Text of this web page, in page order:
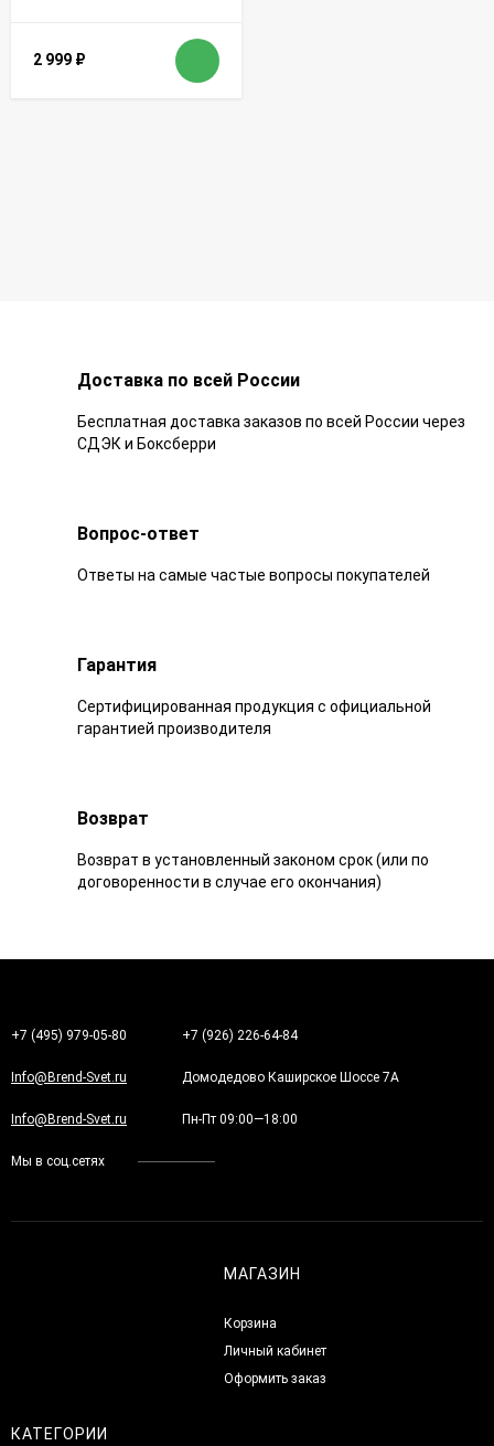
2 999 ₽
Доставка по всей России
Бесплатная доставка заказов по всей России через
СДЭК и Боксберри
Вопрос-ответ
Ответы на самые частые вопросы покупателей
Гарантия
Сертифицированная продукция с официальной
гарантией производителя
Возврат
Возврат в установленный законом срок (или по
договоренности в случае его окончания)
+7 (495) 979-05-80 +7 (926) 226-64-84
Info@Brend-Svet.ru Домодедово Каширское Шоссе 7А
Info@Brend-Svet.ru Пн-Пт 09:00—18:00
Мы в соц.сетях
МАГАЗИН
Корзина
Личный кабинет
Оформить заказ
КАТЕГОРИИ